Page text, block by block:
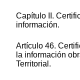
Capítulo II.
información.
Artículo 46.
la información
Territorial.